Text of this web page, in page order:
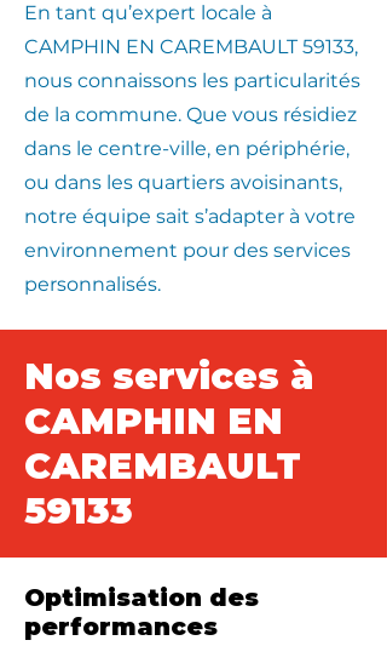
En tant qu’expert locale à
CAMPHIN EN CAREMBAULT 59133,
nous connaissons les particularités
de la commune. Que vous résidiez
dans le centre-ville, en périphérie,
ou dans les quartiers avoisinants,
notre équipe sait s’adapter à votre
environnement pour des services
personnalisés.
Nos services à
CAMPHIN EN
CAREMBAULT
59133
Optimisation des
performances